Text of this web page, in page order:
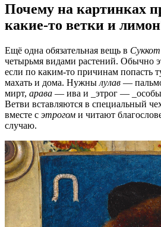
Почему на картинках
какие-то ветки и
Ещё одна обязательная вещь в Суккот
четырьмя видами растений. Обычно
если по каким-то причинам попасть
махать и дома. Нужны лулав —
мирт, арава — ива и _этрог —
Ветви вставляются в специальный
вместе с этрогом и читают
случаю.